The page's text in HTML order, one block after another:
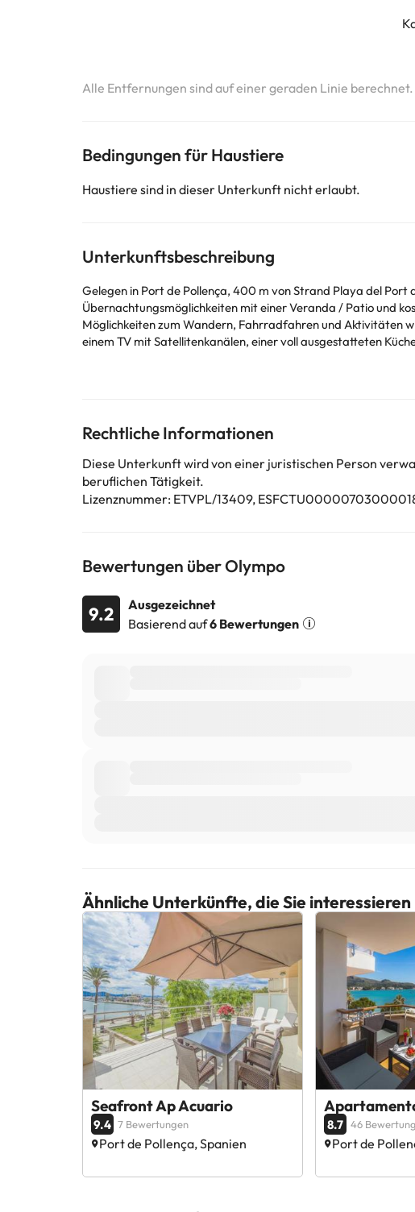
Alle Entfernungen sind auf einer geraden Linie
Bedingungen für Haustiere
Haustiere sind in dieser Unterkunft nicht erlaubt.
Unterkunftsbeschreibung
Gelegen in Port de Pollença, 400 m von Strand Playa del
Übernachtungsmöglichkeiten mit einer Veranda / Patio und
Möglichkeiten zum Wandern, Fahrradfahren und Aktivitäten wie Tennis. Diese Ferienwohnung ist versehen mit 5 Schlafzimmern, 3 Badezimmern,
einem TV mit Satellitenkanälen, einer voll ausgestatteten Küche und einer Terrasse mit Meerblick. In der
von Alcudia liegt 10 km von der Unterkunft Olympo entfernt,
können von der Unterkunft geändert werden. Wenn ihr
Rechtliche Informationen
Diese Unterkunft wird von einer juristischen Person
beruflichen Tätigkeit.
Lizenznummer: ETVPL/13409,
Bewertungen über Olympo
9.2
Ausgezeichnet
Basierend auf6 Bewertungen
Ähnliche Unterkünfte, die Sie
Seafront Ap Acuario
9.4 7 Bewertungen
Port de Pollença, Spanien
8.7 46
Port de